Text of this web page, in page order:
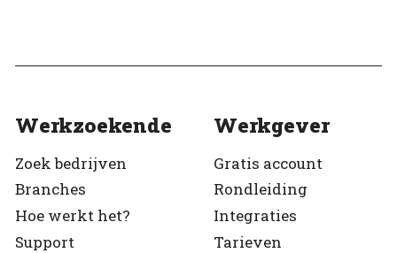
Werkzoekende
Zoek bedrijven
Branches
Hoe werkt het?
Support
Werkgever
Gratis account
Rondleiding
Integraties
Tarieven